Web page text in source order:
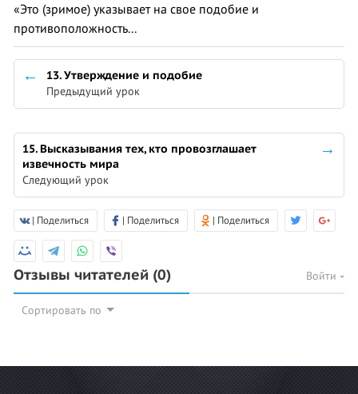
«Это (зримое) указывает на свое подобие и
противоположность...
13. Утверждение и подобие
Предыдущий урок
15. Высказывания тех, кто провозглашает
извечность мира
Следующий урок
| Поделиться | Поделиться | Поделиться
Отзывы читателей (0) Войти
Сортировать по